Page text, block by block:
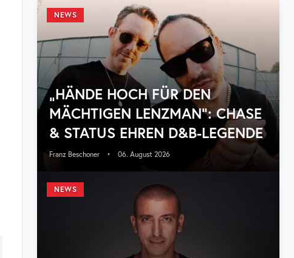
NEWS
„HÄNDE HOCH FÜR DEN
MÄCHTIGEN LENZMAN“: CHASE
& STATUS EHREN D&B-LEGENDE
Franz Beschoner • 06. August 2026
NEWS